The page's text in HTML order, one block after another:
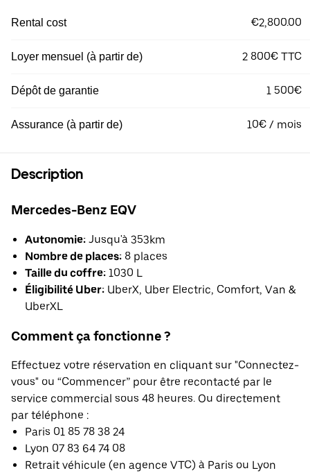
Rental cost €2,800.00
Loyer mensuel (à partir de) 2 800€ TTC
Dépôt de garantie 1 500€
Assurance (à partir de) 10€ / mois
Description
Mercedes-Benz EQV
Autonomie: Jusqu'à 353km
Nombre de places: 8 places
Taille du coffre: 1030 L
Éligibilité Uber: UberX, Uber Electric, Comfort, Van &
UberXL
Comment ça fonctionne ?
Effectuez votre réservation en cliquant sur "Connectez-
vous" ou “Commencer” pour être recontacté par le
service commercial sous 48 heures. Ou directement
par téléphone :
Paris 01 85 78 38 24
Lyon 07 83 64 74 08
Retrait véhicule (en agence VTC) à Paris ou Lyon